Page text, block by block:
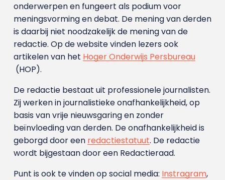
onderwerpen en fungeert als podium voor
meningsvorming en debat. De mening van derden
is daarbij niet noodzakelijk de mening van de
redactie. Op de website vinden lezers ook
artikelen van het Hoger Onderwijs Persbureau
(HOP).
De redactie bestaat uit professionele journalisten.
Zij werken in journalistieke onafhankelijkheid, op
basis van vrije nieuwsgaring en zonder
beïnvloeding van derden. De onafhankelijkheid is
geborgd door een redactiestatuut. De redactie
wordt bijgestaan door een Redactieraad.
Punt is ook te vinden op social media: Instragram,